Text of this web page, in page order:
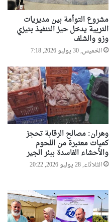
مشروع التوأمة بين مديريات
التربية يدخل حيز التنفيذ بتيزي
وزو والشلف
الخميس, 30 يوليو 2026, 7:18
وهران: مصالح الرقابة تحجز
كميات معتبرة من اللحوم
والأحشاء الفاسدة ببئر الجير
الثلاثاء, 28 يوليو 2026, 20:22